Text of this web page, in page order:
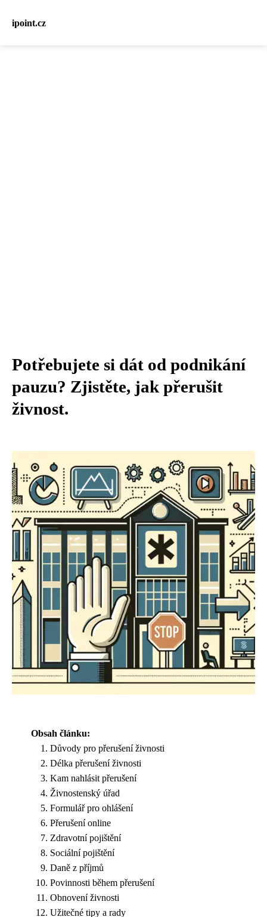
ipoint.cz
Potřebujete si dát od podnikání
pauzu? Zjistěte, jak přerušit
živnost.
Obsah článku:
Důvody pro přerušení živnosti
Délka přerušení živnosti
Kam nahlásit přerušení
Živnostenský úřad
Formulář pro ohlášení
Přerušení online
Zdravotní pojištění
Sociální pojištění
Daně z příjmů
Povinnosti během přerušení
Obnovení živnosti
Užitečné tipy a rady